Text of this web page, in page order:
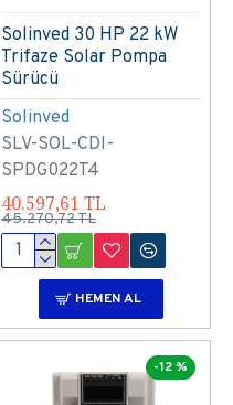
Solinved
SLV-SOL-CDI-
SPDG022T4
Solinved 30 HP 22 kW
Trifaze Solar Pompa
Sürücü
40.597,61 TL
45.270,72 TL
HEMEN AL
-12 %